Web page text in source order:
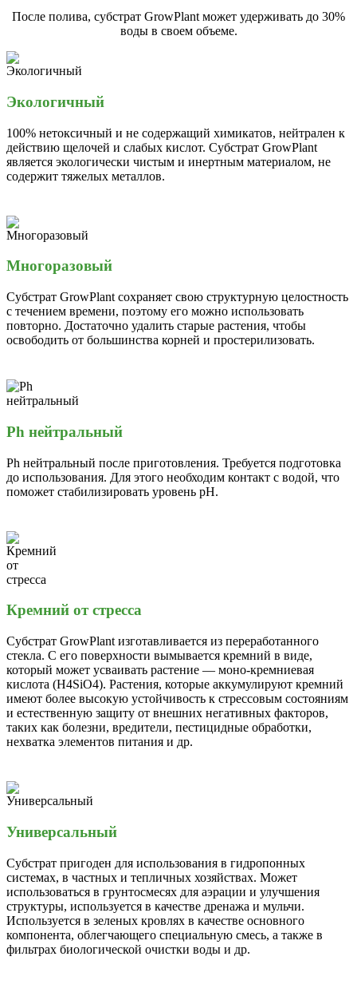
После полива, субстрат GrowPlant может удерживать до 30%
воды в своем объеме.
Экологичный
100% нетоксичный и не содержащий химикатов, нейтрален к
действию щелочей и слабых кислот. Субстрат GrowPlant
является экологически чистым и инертным материалом, не
содержит тяжелых металлов.
Многоразовый
Субстрат GrowPlant сохраняет свою структурную целостность
с течением времени, поэтому его можно использовать
повторно. Достаточно удалить старые растения, чтобы
освободить от большинства корней и простерилизовать.
Ph нейтральный
Ph нейтральный после приготовления. Требуется подготовка
до использования. Для этого необходим контакт с водой, что
поможет стабилизировать уровень pH.
Кремний от стресса
Субстрат GrowPlant изготавливается из переработанного
стекла. С его поверхности вымывается кремний в виде,
который может усваивать растение — моно-кремниевая
кислота (H4SiO4). Растения, которые аккумулируют кремний
имеют более высокую устойчивость к стрессовым состояниям
и естественную защиту от внешних негативных факторов,
таких как болезни, вредители, пестицидные обработки,
нехватка элементов питания и др.
Универсальный
Субстрат пригоден для использования в гидропонных
системах, в частных и тепличных хозяйствах. Может
использоваться в грунтосмесях для аэрации и улучшения
структуры, используется в качестве дренажа и мульчи.
Используется в зеленых кровлях в качестве основного
компонента, облегчающего специальную смесь, а также в
фильтрах биологической очистки воды и др.